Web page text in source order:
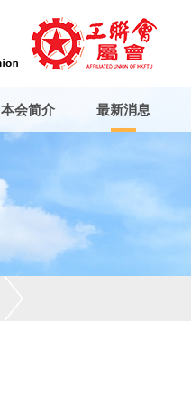
本会简介 最新消息